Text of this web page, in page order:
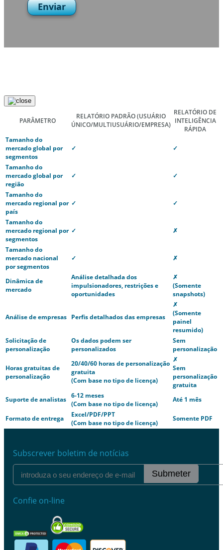
Enviar
PARÂMETRO
RELATÓRIO PADRÃO(USUÁRIO
ÚNICO/MULTIUSUÁRIO/EMPRESA)
RELATÓRIO DE
INTELIGÊNCIA
RÁPIDA
Tamanho do
mercado global por
segmentos
✓ ✓
Tamanho do
mercado global por
região
✓ ✓
Tamanho do
mercado regional por
país
✓ ✓
Tamanho do
mercado regional por
segmentos
✓ ✗
Tamanho do
mercado nacional
por segmentos
✓ ✗
Dinâmica de
mercado
Análise detalhada dos
impulsionadores, restrições e
oportunidades
✗
(Somente
snapshots)
Análise de empresas Perfis detalhados das empresas
✗
(Somente
painel
resumido)
Solicitação de
personalização
Os dados podem ser
personalizados
Sem
personalização
Horas gratuitas de
personalização
20/40/60 horas de personalização
gratuita
(Com base no tipo de licença)
✗
Sem
personalização
gratuita
Suporte de analistas 6-12 meses
(Com base no tipo de licença)
Até 1 mês
Formato de entrega
Excel/PDF/PPT
(Com base no tipo de licença)
Somente PDF
Subscrever boletim de notícias
Submeter
Confie on-line